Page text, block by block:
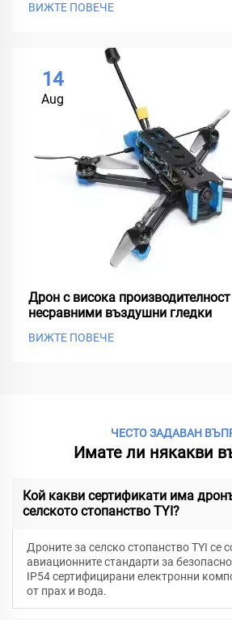
ВИЖТЕ ПОВЕЧЕ
14
Aug
Дрон с висока
несравними въздушни гледки
ВИЖТЕ ПОВЕЧЕ
ЧЕСТО ЗАДАВАН
Имате ли някакви
Кой какви сертификати има
селското стопанство TYI?
Дроните за селско стопанство TYI се
авиационните стандарти за
IP54 сертифицирани електронни
от прах и вода.